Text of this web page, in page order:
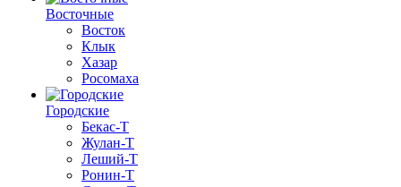
Восточные
Восток
Клык
Хазар
Росомаха
Городские
Бекас-Т
Жулан-Т
Леший-Т
Ронин-Т